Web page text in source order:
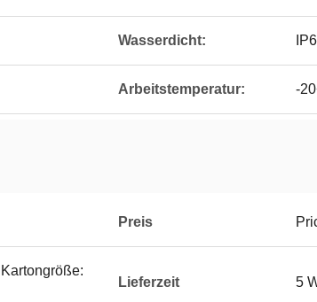
Wasserdicht:
Arbeitstemperatur: -
Preis
Lieferzeit 5